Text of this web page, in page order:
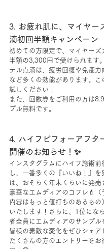
3. お疲れ肌に、マイヤー
滴初回半額キャンペーン
初めての方限定で、マイヤーズ
半額の3,300円で受けられます
テル点滴は、疲労回復や免疫力
など多くの効能があります。こ
試しください！
また、回数券をご利用の方は
プル無料です。
4. ハイフビフォーアフタ
開催のお知らせ！✨
インスタグラムにハイフ施術前
し、一番多くの『いいね！』を
は、おそらく年末くらいに発売
豪華なエムディアのコフレ💄（
内容はもっと値打ちのあるもの
いたします！さらに、1位にな
者全員にエムディアのサンプル
皆様の素敵な変化をぜひシェア
たくさんの方のエントリー をお